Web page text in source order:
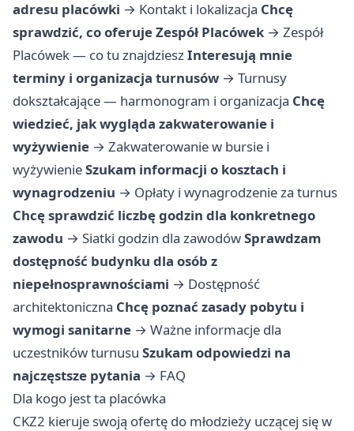
adresu placówki → Kontakt i lokalizacja Chcę
sprawdzić, co oferuje Zespół Placówek → Zespół
Placówek — co tu znajdzieszInteresują mnie
terminy i organizacja turnusów → Turnusy
dokształcające — harmonogram i organizacja Chcę
wiedzieć, jak wygląda zakwaterowanie i
wyżywienie → Zakwaterowanie w bursie i
wyżywienieSzukam informacji o kosztach i
wynagrodzeniu → Opłaty i wynagrodzenie za turnus
Chcę sprawdzić liczbę godzin dla konkretnego
zawodu → Siatki godzin dla zawodówSprawdzam
dostępność budynku dla osób z
niepełnosprawnościami → Dostępność
architektoniczna Chcę poznać zasady pobytu i
wymogi sanitarne → Ważne informacje dla
uczestników turnusu Szukam odpowiedzi na
najczęstsze pytania → FAQ
Dla kogo jest ta placówka
CKZ2 kieruje swoją ofertę do młodzieży uczącej się w